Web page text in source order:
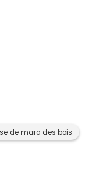
de mara des bois